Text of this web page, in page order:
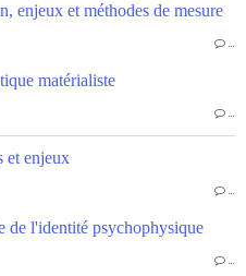
et méthodes de mesure
…
matérialiste
…
et enjeux
…
l'identité psychophysique
…